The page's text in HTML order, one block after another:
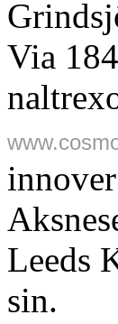
Via
innover
Leeds
sin.